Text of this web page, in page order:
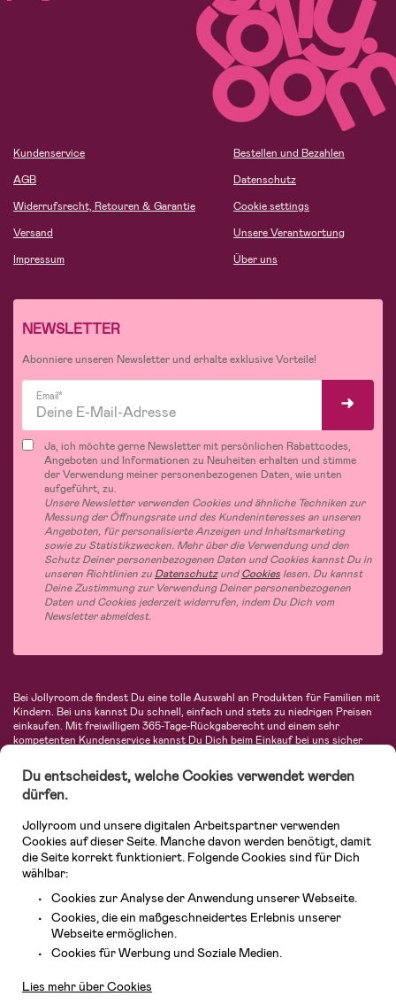
Kundenservice
AGB
Widerrufsrecht, Retouren & Garantie
Versand
Impressum
Bestellen und Bezahlen
Datenschutz
Cookie settings
Unsere Verantwortung
Über uns
NEWSLETTER
Abonniere unseren Newsletter und erhalte exklusive Vorteile!
Email*
Ja, ich möchte gerne Newsletter mit persönlichen Rabattcodes,
Angeboten und Informationen zu Neuheiten erhalten und stimme
der Verwendung meiner personenbezogenen Daten, wie unten
aufgeführt, zu.
Unsere Newsletter verwenden Cookies und ähnliche Techniken zur
Messung der Öffnungsrate und des Kundeninteresses an unseren
Angeboten, für personalisierte Anzeigen und Inhaltsmarketing
sowie zu Statistikzwecken. Mehr über die Verwendung und den
Schutz Deiner personenbezogenen Daten und Cookies kannst Du in
unseren Richtlinien zu DatenschutzundCookies lesen. Du kannst
Deine Zustimmung zur Verwendung Deiner personenbezogenen
Daten und Cookies jederzeit widerrufen, indem Du Dich vom
Newsletter abmeldest.
Bei Jollyroom.de findest Du eine tolle Auswahl an Produkten für Familien mit
Kindern. Bei uns kannst Du schnell, einfach und stets zu niedrigen Preisen
einkaufen. Mit freiwilligem 365-Tage-Rückgaberecht und einem sehr
kompetenten Kundenservice kannst Du Dich beim Einkauf bei uns sicher
Autositze, Kinder- und Babymode, Produkte für Mütter und eine Menge
fantastischer Einrichtungsgegenstände, Spielsachen, Babyprodukte und
vieles mehr. Wir haben Produkte von bekannten Herstellern wie Britax, Maxi-
Avent, Jack Wolfskin, Cybex, LEGO und vielen mehr. Schau Dich um in
unserer vielfältigen Online-Boutique für Kinder & Babys. Willkommen!
Du entscheidest, welche Cookies verwendet werden
dürfen.
Jollyroom und unsere digitalen Arbeitspartner verwenden
Cookies auf dieser Seite. Manche davon werden benötigt, damit
die Seite korrekt funktioniert. Folgende Cookies sind für Dich
wählbar:
Cookies zur Analyse der Anwendung unserer Webseite.
Cookies, die ein maßgeschneidertes Erlebnis unserer
Webseite ermöglichen.
Cookies für Werbung und Soziale Medien.
Lies mehr über Cookies